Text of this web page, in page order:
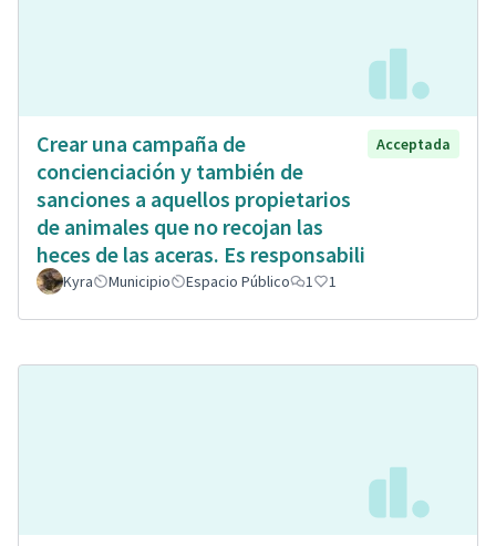
Crear una campaña de
concienciación y también de
sanciones a aquellos propietarios
de animales que no recojan las
heces de las aceras. Es responsabili
Acceptada
Kyra Municipio Espacio Público 1 1